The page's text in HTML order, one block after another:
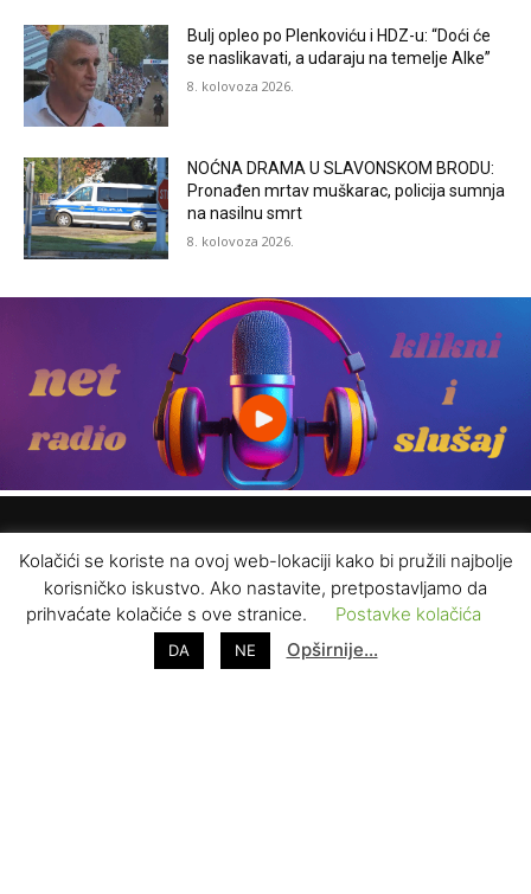
Bulj opleo po Plenkoviću i HDZ-u: “Doći će
se naslikavati, a udaraju na temelje Alke”
8. kolovoza 2026.
NOĆNA DRAMA U SLAVONSKOM BRODU:
Pronađen mrtav muškarac, policija sumnja
na nasilnu smrt
8. kolovoza 2026.
Kolačići se koriste na ovoj web-lokaciji kako bi pružili najbolje
korisničko iskustvo. Ako nastavite, pretpostavljamo da
prihvaćate kolačiće s ove stranice.
Postavke kolačića
DA NE Opširnije…